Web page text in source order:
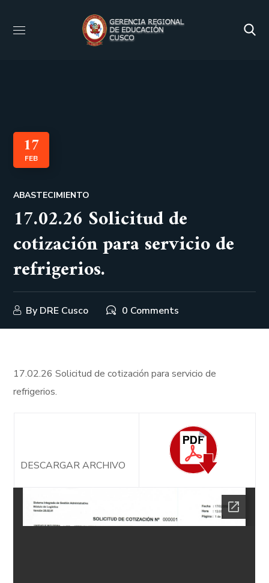
17
FEB
ABASTECIMIENTO
17.02.26 Solicitud de
cotización para servicio de
refrigerios.
By DRE Cusco 0 Comments
17.02.26 Solicitud de cotización para servicio de
refrigerios.
DESCARGAR ARCHIVO